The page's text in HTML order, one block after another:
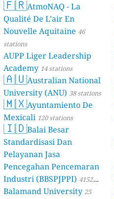
🇫🇷AtmoNAQ - La
Qualité De L’air En
Nouvelle Aquitaine 46
stations
AUPP Liger Leadership
Academy 14 stations
🇦🇺Australian National
University (ANU) 38 stations
🇲🇽Ayuntamiento De
Mexicali 120 stations
🇮🇩Balai Besar
Standardisasi Dan
Pelayanan Jasa
Pencegahan Pencemaran
Industri (BBSPJPPI) 4152
stations
Balamand University25